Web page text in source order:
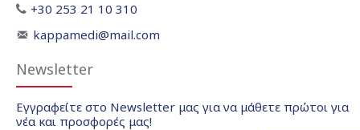
+30 253 21 10 310
kappamedi@mail.com
Newsletter
Εγγραφείτε στο Newsletter μας για να μάθετε πρώτοι για
νέα και προσφορές μας!